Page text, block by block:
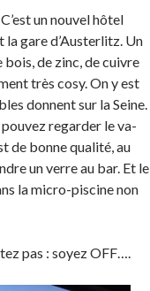
C’est un nouvel hôtel
gare d’Austerlitz. Un
bois, de zinc, de cuivre
très cosy. On y est
donnent sur la Seine.
regarder le va-
de bonne qualité, au
un verre au bar. Et le
la micro-piscine non
pas : soyez OFF….